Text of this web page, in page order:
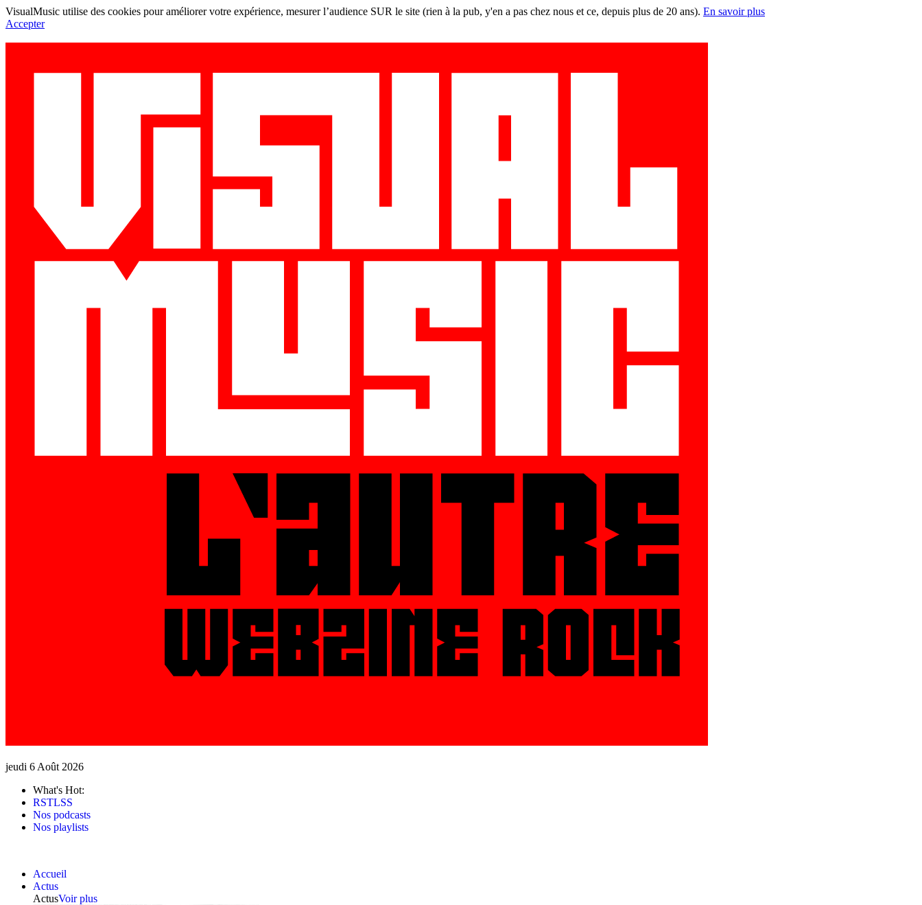
VisualMusic utilise des cookies pour améliorer votre expérience, mesurer l’audience SUR le site (rien à la pub, y'en a pas chez nous et ce, depuis plus de 20 ans). En savoir plus
Accepter
jeudi 6 Août 2026
What's Hot:
RSTLSS
Nos podcasts
Nos playlists
Accueil
Actus
ActusVoir plus